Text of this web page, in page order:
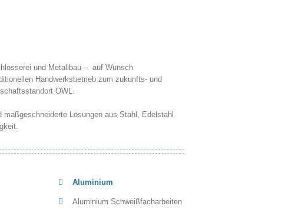
und Metallbau – auf Wunsch
Handwerksbetrieb zum zukunfts- und
OWL.
Lösungen aus Stahl, Edelstahl
Aluminium
Aluminium Schweißfacharbeiten